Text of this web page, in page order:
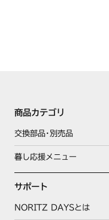
商品カテゴリ
交換部品･別売品
暮し応援メニュー
サポート
NORITZ DAYSとは